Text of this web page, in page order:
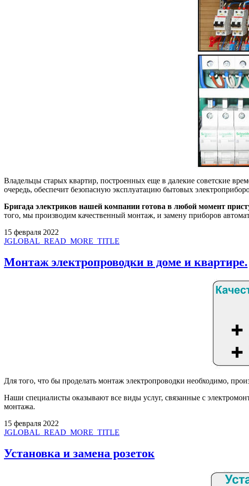
Владельцы старых квартир, построенных еще в далекие советские
очередь, обеспечит безопасную эксплуатацию бытовых
Бригада электриков нашей компании готова в любой момент
того, мы производим качественный монтаж, и замену приборов
15 февраля 2022
JGLOBAL_READ_MORE_TITLE
Монтаж электропроводки в доме и квартире.
Для того, что бы проделать монтаж электропроводки необходимо,
Наши специалисты оказывают все виды услуг, связанные с
монтажа.
15 февраля 2022
JGLOBAL_READ_MORE_TITLE
Установка и замена розеток